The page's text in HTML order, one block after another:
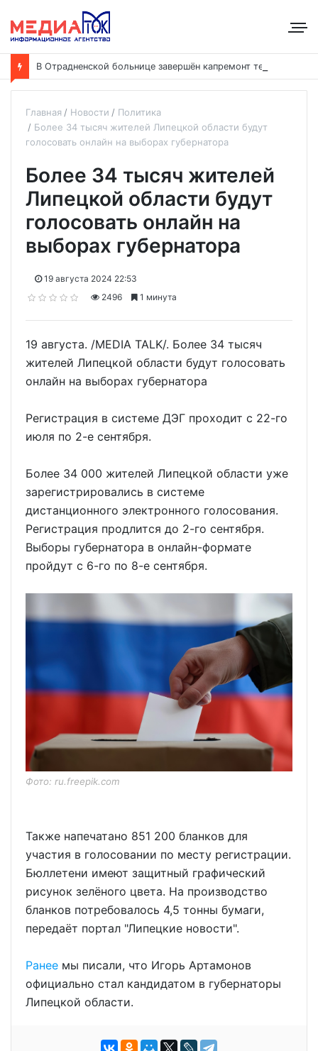
Главная Новости
Политика
Более 34 тысяч жителей Липецкой области будут
голосовать онлайн на выборах губернатора
Более 34 тысяч жителей
Липецкой области будут
голосовать онлайн на
выборах губернатора
19 августа 2024 22:53
2496
1 минута
19 августа. /MEDIA TALK/. Более 34 тысяч
жителей Липецкой области будут голосовать
онлайн на выборах губернатора
Регистрация в системе ДЭГ проходит с 22-го
июля по 2-е сентября.
Более 34 000 жителей Липецкой области уже
зарегистрировались в системе
дистанционного электронного голосования.
Регистрация продлится до 2-го сентября.
Выборы губернатора в онлайн-формате
пройдут с 6-го по 8-е сентября.
Фото: ru.freepik.com
Также напечатано 851 200 бланков для
участия в голосовании по месту регистрации.
Бюллетени имеют защитный графический
рисунок зелёного цвета. На производство
бланков потребовалось 4,5 тонны бумаги,
передаёт портал "Липецкие новости".
Ранее мы писали, что Игорь Артамонов
официально стал кандидатом в губернаторы
Липецкой области.